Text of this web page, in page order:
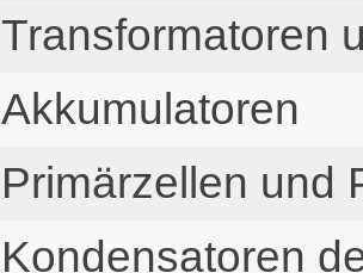
Transformatoren
Akkumulatoren
Primärzellen und
Kondensatoren